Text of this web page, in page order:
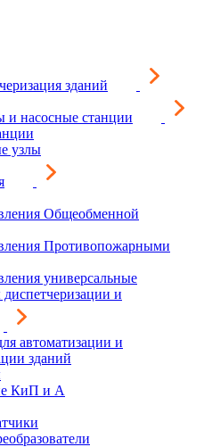
зданий
и насосные станции
узлы
Общеобменной
Противопожарными
универсальные
и
автоматизации и
зданий
КиП и А